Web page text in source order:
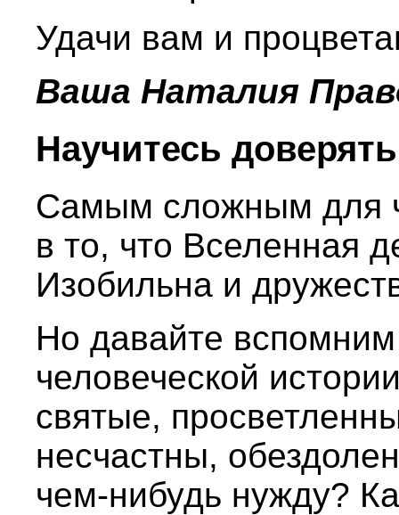
Удачи вам и
Ваша Наталия
Научитесь
Самым сложным для
в то, что Вселенная
Изобильна и
Но давайте
человеческой
святые,
несчастны,
чем-нибудь нужду?